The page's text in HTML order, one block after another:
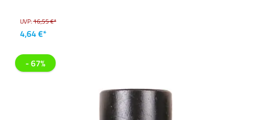
UVP:16,55 €*
4,64 €*
- 67%